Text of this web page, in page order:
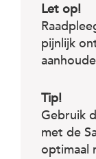
Let op!
pijnlijk
Tip!
Gebruik
met de
optimaal